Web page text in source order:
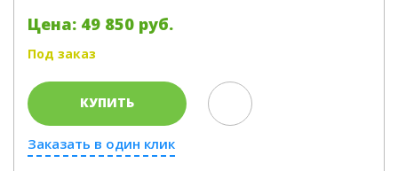
Цена: 49 850 руб.
Под заказ
КУПИТЬ
Заказать в один клик